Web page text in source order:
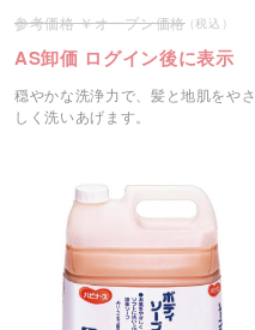
オープン価格
AS卸価 ログイン後に表示
穏やかな洗浄力で、髪と地肌をやさ
しく洗いあげます。